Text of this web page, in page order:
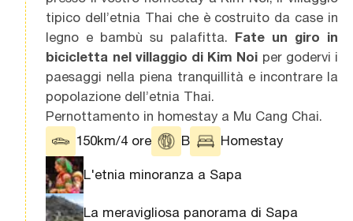
tipico dell’etnia Thai che è costruito da case in
legno e bambù su palafitta. Fate un giro in
bicicletta nel villaggio di Kim Noi per godervi i
paesaggi nella piena tranquillità e incontrare la
popolazione dell’etnia Thai.
Pernottamento in homestay a Mu Cang Chai.
150km/4 ore
B Homestay
L'etnia minoranza a Sapa
La meravigliosa panorama di Sapa